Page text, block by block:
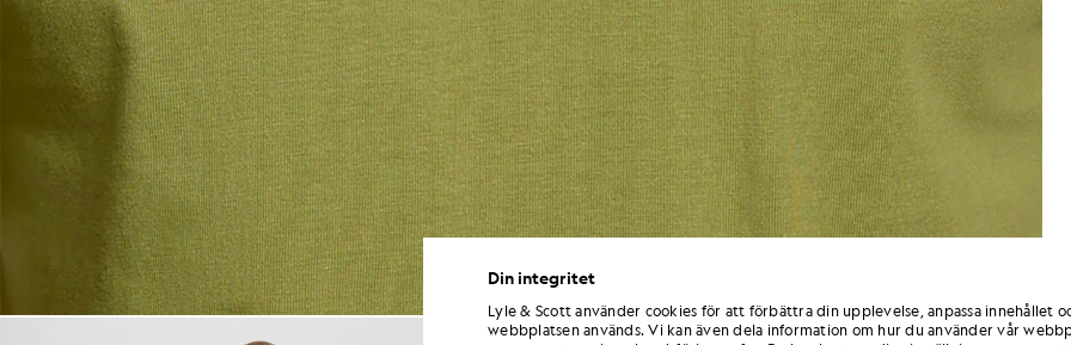
Man bär en Ringer-T-shirt i bomull med rund hals i färgen buskgrön/vit
flat_shot
Din integritet
Lyle & Scott använder cookies för att förbättra din upplevelse, anpassa innehållet
webbplatsen används. Vi kan även dela information om hur du använder vår